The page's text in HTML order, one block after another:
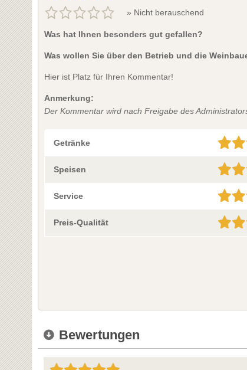
» Nicht berauschend
Was hat Ihnen besonders gut gefallen?
Was wollen Sie über den Betrieb und die
Hier ist Platz für Ihren Kommentar!
Anmerkung:
Der Kommentar wird nach Freigabe des
Getränke
Speisen
Service
Preis-Qualität
Bewertungen